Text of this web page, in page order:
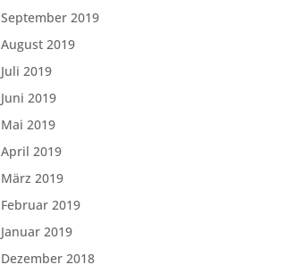
September 2019
August 2019
Juli 2019
Juni 2019
Mai 2019
April 2019
März 2019
Februar 2019
Januar 2019
Dezember 2018